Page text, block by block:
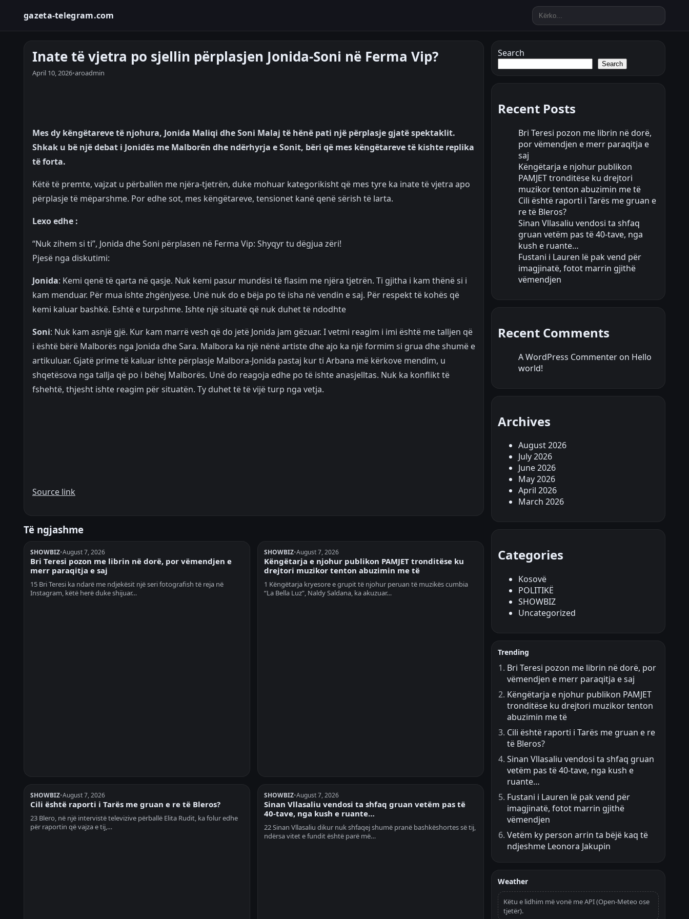
gazeta-telegram.com
Inate të vjetra po sjellin përplasjen Jonida-Soni në Ferma Vip?
April 10, 2026•aroadmin
Mes dy këngëtareve të njohura, Jonida Maliqi dhe Soni Malaj të hënë pati një përplasje gjatë spektaklit.
Shkak u bë një debat i Jonidës me Malborën dhe ndërhyrja e Sonit, bëri që mes këngëtareve të kishte replika
të forta.
Këtë të premte, vajzat u përballën me njëra-tjetrën, duke mohuar kategorikisht që mes tyre ka inate të vjetra apo
përplasje të mëparshme. Por edhe sot, mes këngëtareve, tensionet kanë qenë sërish të larta.
Lexo edhe :
“Nuk zihem si ti”, Jonida dhe Soni përplasen në Ferma Vip: Shyqyr tu dëgjua zëri!
Pjesë nga diskutimi:
Jonida: Kemi qenë të qarta në qasje. Nuk kemi pasur mundësi të flasim me njëra tjetrën. Ti gjitha i kam thënë si i
kam menduar. Për mua ishte zhgënjyese. Unë nuk do e bëja po të isha në vendin e saj. Për respekt të kohës që
kemi kaluar bashkë. Eshtë e turpshme. Ishte një situatë që nuk duhet të ndodhte
Soni: Nuk kam asnjë gjë. Kur kam marrë vesh që do jetë Jonida jam gëzuar. I vetmi reagim i imi është me talljen që
i është bërë Malborës nga Jonida dhe Sara. Malbora ka një nënë artiste dhe ajo ka një formim si grua dhe shumë e
artikuluar. Gjatë prime të kaluar ishte përplasje Malbora-Jonida pastaj kur ti Arbana më kërkove mendim, u
shqetësova nga tallja që po i bëhej Malborës. Unë do reagoja edhe po të ishte anasjelltas. Nuk ka konflikt të
fshehtë, thjesht ishte reagim për situatën. Ty duhet të të vijë turp nga vetja.
Source link
Të ngjashme
SHOWBIZ•August 7, 2026
Bri Teresi pozon me librin në dorë, por vëmendjen e
merr paraqitja e saj
15 Bri Teresi ka ndarë me ndjekësit një seri fotografish të reja në
Instagram, këtë herë duke shijuar…
SHOWBIZ•August 7, 2026
Këngëtarja e njohur publikon PAMJET tronditëse ku
drejtori muzikor tenton abuzimin me të
1 Këngëtarja kryesore e grupit të njohur peruan të muzikës cumbia
“La Bella Luz”, Naldy Saldana, ka akuzuar…
SHOWBIZ•August 7, 2026
Cili është raporti i Tarës me gruan e re të Bleros?
23 Blero, në një intervistë televizive përballë Elita Rudit, ka folur edhe
për raportin që vajza e tij,…
SHOWBIZ•August 7, 2026
Sinan Vllasaliu vendosi ta shfaq gruan vetëm pas të
40-tave, nga kush e ruante…
22 Sinan Vllasaliu dikur nuk shfaqej shumë pranë bashkëshortes së tij,
ndërsa vitet e fundit është parë më…
Search
Search
Recent Posts
Bri Teresi pozon me librin në dorë,
por vëmendjen e merr paraqitja e
saj
Këngëtarja e njohur publikon
PAMJET tronditëse ku drejtori
muzikor tenton abuzimin me të
Cili është raporti i Tarës me gruan e
re të Bleros?
Sinan Vllasaliu vendosi ta shfaq
gruan vetëm pas të 40-tave, nga
kush e ruante…
Fustani i Lauren lë pak vend për
imagjinatë, fotot marrin gjithë
vëmendjen
Recent Comments
A WordPress Commenter on Hello
world!
Archives
August 2026
July 2026
June 2026
May 2026
April 2026
March 2026
Categories
Kosovë
POLITIKË
SHOWBIZ
Uncategorized
Trending
Bri Teresi pozon me librin në dorë, por
vëmendjen e merr paraqitja e saj
Këngëtarja e njohur publikon PAMJET
tronditëse ku drejtori muzikor tenton
abuzimin me të
Cili është raporti i Tarës me gruan e re
të Bleros?
Sinan Vllasaliu vendosi ta shfaq gruan
vetëm pas të 40-tave, nga kush e
ruante…
Fustani i Lauren lë pak vend për
imagjinatë, fotot marrin gjithë
vëmendjen
Vetëm ky person arrin ta bëjë kaq të
ndjeshme Leonora Jakupin
Weather
Këtu e lidhim më vonë me API (Open-Meteo ose
tjetër).